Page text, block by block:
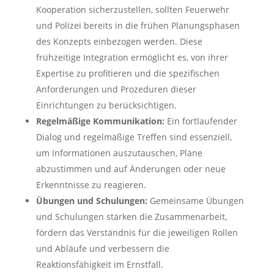
Kooperation sicherzustellen, sollten Feuerwehr
und Polizei bereits in die frühen Planungsphasen
des Konzepts einbezogen werden. Diese
frühzeitige Integration ermöglicht es, von ihrer
Expertise zu profitieren und die spezifischen
Anforderungen und Prozeduren dieser
Einrichtungen zu berücksichtigen.
Regelmäßige Kommunikation: Ein fortlaufender
Dialog und regelmäßige Treffen sind essenziell,
um Informationen auszutauschen, Pläne
abzustimmen und auf Änderungen oder neue
Erkenntnisse zu reagieren.
Übungen und Schulungen: Gemeinsame Übungen
und Schulungen stärken die Zusammenarbeit,
fördern das Verständnis für die jeweiligen Rollen
und Abläufe und verbessern die
Reaktionsfähigkeit im Ernstfall.